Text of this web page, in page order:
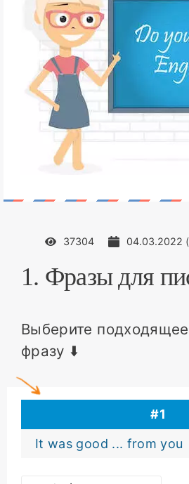
37304 04.03.2022
1. Фразы для
Выберите
фразу ⬇️
#1
It was good ... from you